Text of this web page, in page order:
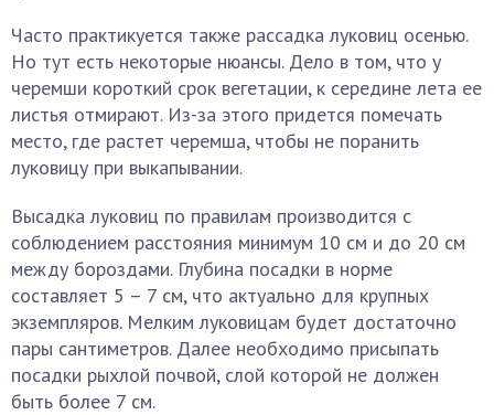
Часто практикуется также рассадка луковиц осенью.
Но тут есть некоторые нюансы. Дело в том, что у
черемши короткий срок вегетации, к середине лета ее
листья отмирают. Из-за этого придется помечать
место, где растет черемша, чтобы не поранить
луковицу при выкапывании.
Высадка луковиц по правилам производится с
соблюдением расстояния минимум 10 см и до 20 см
между бороздами. Глубина посадки в норме
составляет 5 – 7 см, что актуально для крупных
экземпляров. Мелким луковицам будет достаточно
пары сантиметров. Далее необходимо присыпать
посадки рыхлой почвой, слой которой не должен
быть более 7 см.